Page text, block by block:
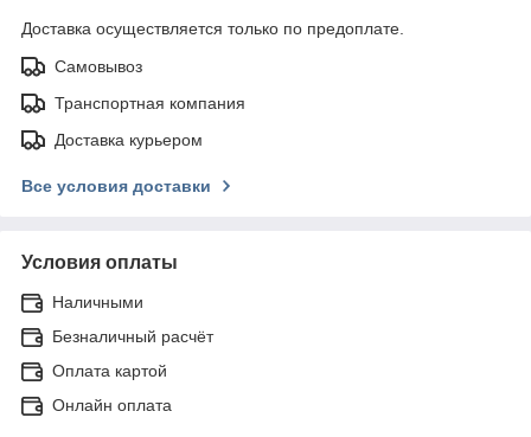
Доставка осуществляется только по предоплате.
Самовывоз
Транспортная компания
Доставка курьером
Все условия доставки
Условия оплаты
Наличными
Безналичный расчёт
Оплата картой
Онлайн оплата